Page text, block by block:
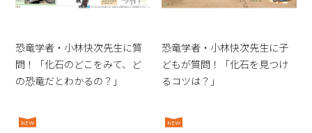
恐竜学者・小林快次先生に質
問！「化石のどこをみて、ど
の恐竜だとわかるの？」
恐竜学者・小林快次先生に子
どもが質問！「化石を見つけ
るコツは？」